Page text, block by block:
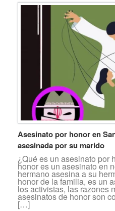
Asesinato por honor en
asesinada por su marido
¿Qué es un asesinato por
honor es un asesinato en
hermano asesina a su
honor de la familia, es un
los activistas, las razones
asesinatos de honor son
[…]